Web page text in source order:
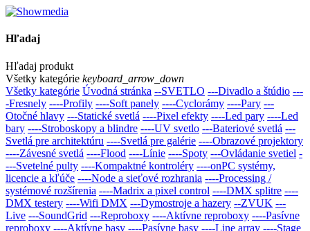
Hľadaj
Hľadaj produkt
Všetky kategórie keyboard_arrow_down
Všetky kategórie Úvodná stránka --SVETLO ---Divadlo a štúdio ---
-Fresnely ----Profily ----Soft panely ----Cyclorámy ----Pary ---
Otočné hlavy ---Statické svetlá ----Pixel efekty ----Led pary ----Led
bary ----Stroboskopy a blindre ----UV svetlo ---Bateriové svetlá ---
Svetlá pre architektúru ----Svetlá pre galérie ----Obrazové projektory
----Závesné svetlá ----Flood ----Línie ----Spoty ---Ovládanie svetiel -
---Svetelné pulty ----Kompaktné kontroléry ----onPC systémy,
licencie a kľúče ----Node a sieťové rozhrania ----Processing /
systémové rozšírenia ----Madrix a pixel control ----DMX splitre ----
DMX testery ----Wifi DMX ---Dymostroje a hazery --ZVUK ---
Live ---SoundGrid ---Reproboxy ----Aktívne reproboxy ----Pasívne
reproboxy ----Aktívne basy ----Pasívne basy ----Line array ----Stage